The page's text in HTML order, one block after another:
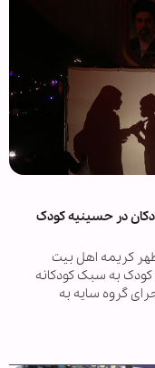
در حسینیه کودک
کریمه اهل بیت
کودک به سبک کودکانه
گروه سایه به